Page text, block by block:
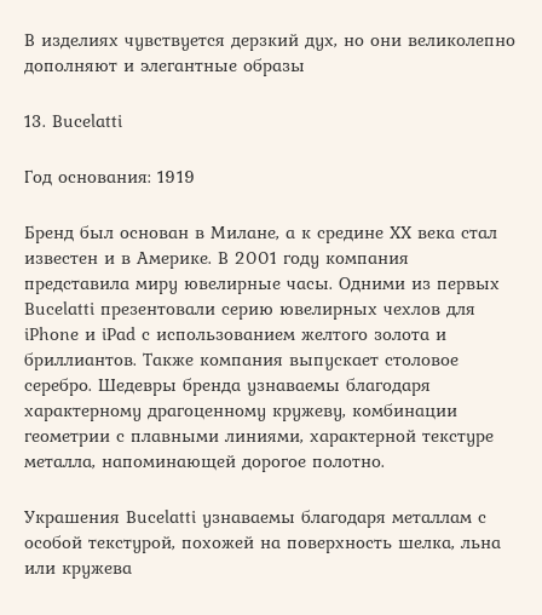
В изделиях чувствуется дерзкий дух, но они великолепно
дополняют и элегантные образы
13. Bucelatti
Год основания: 1919
Бренд был основан в Милане, а к средине ХХ века стал
известен и в Америке. В 2001 году компания
представила миру ювелирные часы. Одними из первых
Bucelatti презентовали серию ювелирных чехлов для
iPhone и iPad с использованием желтого золота и
бриллиантов. Также компания выпускает столовое
серебро. Шедевры бренда узнаваемы благодаря
характерному драгоценному кружеву, комбинации
геометрии с плавными линиями, характерной текстуре
металла, напоминающей дорогое полотно.
Украшения Bucelatti узнаваемы благодаря металлам с
особой текстурой, похожей на поверхность шелка, льна
или кружева